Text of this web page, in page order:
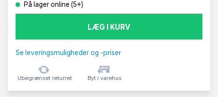
På lager online (5+)
LÆG I KURV
Se leveringsmuligheder og -priser
Ubegrænset returret Byt i varehus